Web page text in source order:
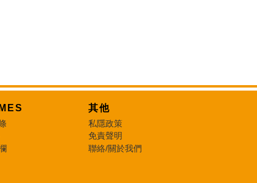
其他
私隱政策
免責聲明
聯絡/關於我們